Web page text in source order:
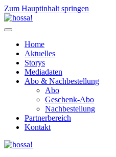
Zum Hauptinhalt springen
Home
Aktuelles
Storys
Mediadaten
Abo & Nachbestellung
Abo
Geschenk-Abo
Nachbestellung
Partnerbereich
Kontakt